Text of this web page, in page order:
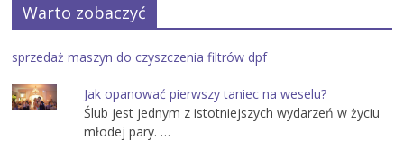
Warto zobaczyć
sprzedaż maszyn do czyszczenia filtrów dpf
Jak opanować pierwszy taniec na weselu?
Ślub jest jednym z istotniejszych wydarzeń w życiu
młodej pary. …